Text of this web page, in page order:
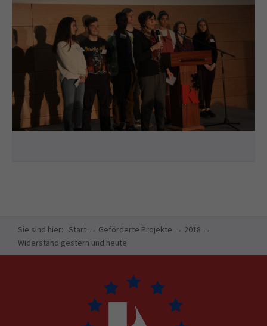
Sie sind hier: Start → Geförderte Projekte → 2018 →
Widerstand gestern und heute